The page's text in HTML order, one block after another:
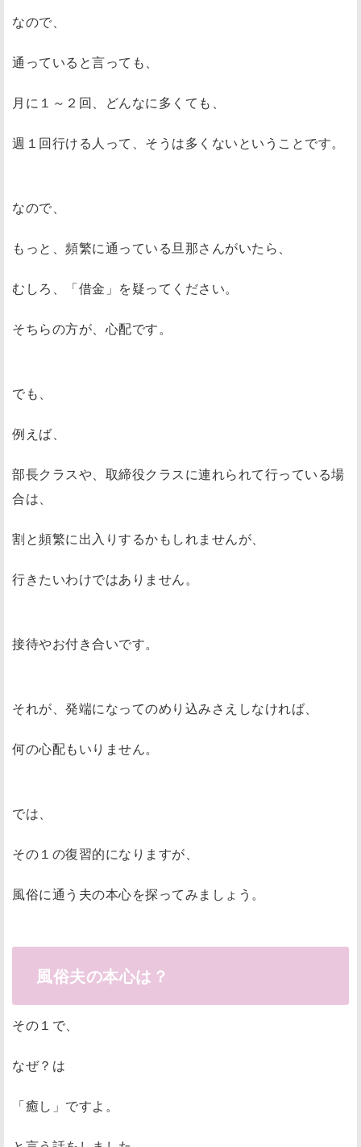
なので、
通っていると言っても、
月に１～２回、どんなに多くても、
週１回行ける人って、そうは多くないということです。
なので、
もっと、頻繁に通っている旦那さんがいたら、
むしろ、「借金」を疑ってください。
そちらの方が、心配です。
でも、
例えば、
部長クラスや、取締役クラスに連れられて行っている場
合は、
割と頻繁に出入りするかもしれませんが、
行きたいわけではありません。
接待やお付き合いです。
それが、発端になってのめり込みさえしなければ、
何の心配もいりません。
では、
その１の復習的になりますが、
風俗に通う夫の本心を探ってみましょう。
風俗夫の本心は？
その１で、
なぜ？は
「癒し」ですよ。